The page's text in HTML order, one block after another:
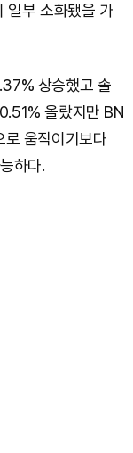
일부 소화됐을 가
상승했고 솔
올랐지만 BN
움직이기보다
하다.